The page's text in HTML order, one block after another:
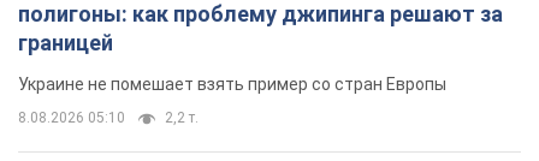
полигоны: как проблему джипинга решают за
границей
Украине не помешает взять пример со стран Европы
8.08.2026 05:10 2,2 т.